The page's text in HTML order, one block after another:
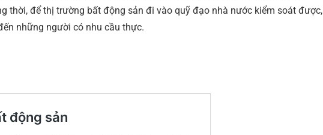
thời, để thị trường bất động sản đi vào quỹ đạo nhà nước kiểm soát được,
những người có nhu cầu thực.